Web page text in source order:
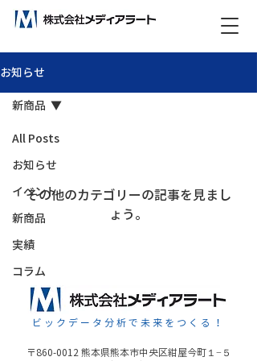
お知らせ
All Posts
お知らせ
イベント
新商品
実績
コラム
新商品
その他のカテゴリーの記事を見まし
ょう。
ビックデータ分析で未来をつくる！
〒860-0012 熊本県熊本市中央区紺屋今町１−５